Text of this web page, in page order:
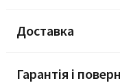
Доставка
Гарантія і